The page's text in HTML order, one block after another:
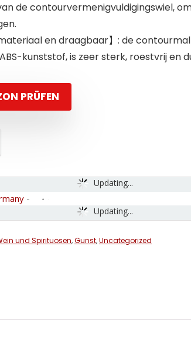
de contourvermenigvuldigingswiel,
en draagbaar】: de
kunststof, is zeer sterk, roestvrij en
PRÜFEN
Updating...
Updating...
-
und Spirituosen,Gunst,Uncategorized